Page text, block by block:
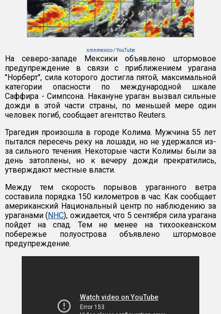
smnmexico / YouTube
На северо-западе Мексики объявлено штормовое
предупреждение в связи с приближением урагана
"Норберт", сила которого достигла пятой, максимальной
категории опасности по международной шкале
Саффира - Симпсона. Накануне ураган вызвал сильные
дожди в этой части страны, по меньшей мере один
человек погиб, сообщает агентство Reuters.
Трагедия произошла в городе Колима. Мужчина 55 лет
пытался пересечь реку на лошади, но не удержался из-
за сильного течения. Некоторые части Колимы были за
день затоплены, но к вечеру дожди прекратились,
утверждают местные власти.
Между тем скорость порывов ураганного ветра
составила порядка 150 километров в час. Как сообщает
американский Национальный центр по наблюдению за
ураганами (NHC), ожидается, что 5 сентября сила урагана
пойдет на спад. Тем не менее на тихоокеанском
побережье полуострова объявлено штормовое
предупреждение.